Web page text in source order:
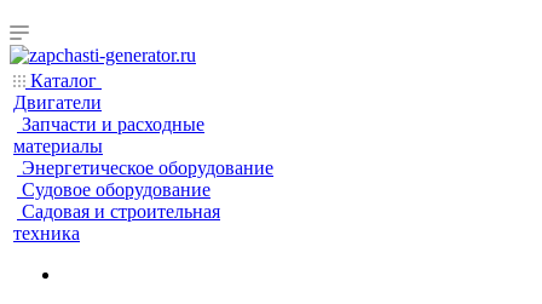
Каталог
Двигатели
Запчасти и расходные
материалы
Энергетическое оборудование
Судовое оборудование
Садовая и строительная
техника